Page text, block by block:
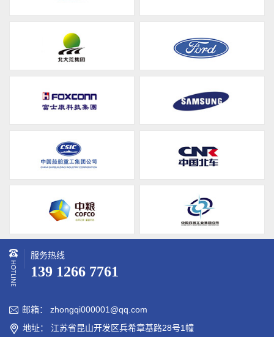
服务热线
139 1266 7761
 邮箱： zhongqi000001@qq.com
 地址： 江苏省昆山开发区兵希章基路28号1幢